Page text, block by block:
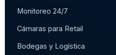
Monitoreo 24/7
Cámaras para Retail
Bodegas y Logística